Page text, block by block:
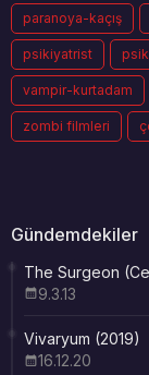
paranoya-kaçış
psikiyatrist
vampir-kurtadam
zombi filmleri
Gündemdekiler
The Surgeon
9.3.13
Vivaryum (2019)
16.12.20